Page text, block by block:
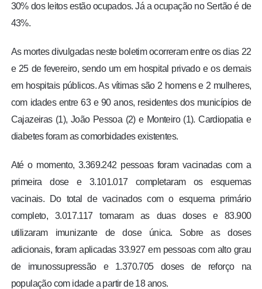
30% dos leitos estão ocupados. Já a ocupação no Sertão é de
43%.
As mortes divulgadas neste boletim ocorreram entre os dias 22
e 25 de fevereiro, sendo um em hospital privado e os demais
em hospitais públicos. As vítimas são 2 homens e 2 mulheres,
com idades entre 63 e 90 anos, residentes dos municípios de
Cajazeiras (1), João Pessoa (2) e Monteiro (1). Cardiopatia e
diabetes foram as comorbidades existentes.
Até o momento, 3.369.242 pessoas foram vacinadas com a
primeira dose e 3.101.017 completaram os esquemas
vacinais. Do total de vacinados com o esquema primário
completo, 3.017.117 tomaram as duas doses e 83.900
utilizaram imunizante de dose única. Sobre as doses
adicionais, foram aplicadas 33.927 em pessoas com alto grau
de imunossupressão e 1.370.705 doses de reforço na
população com idade a partir de 18 anos.